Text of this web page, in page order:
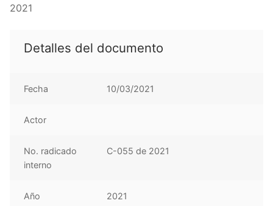
2021
Detalles del documento
Fecha 10/03/2021
Actor
No. radicado
interno
C-055 de 2021
Año 2021